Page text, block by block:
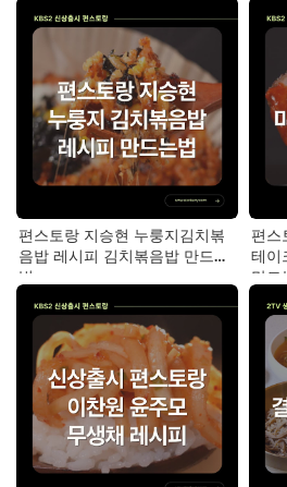
편스토랑 지승현 누룽지김치볶
음밥 레시피 김치볶음밥 만드는
법
편스
테이
만드